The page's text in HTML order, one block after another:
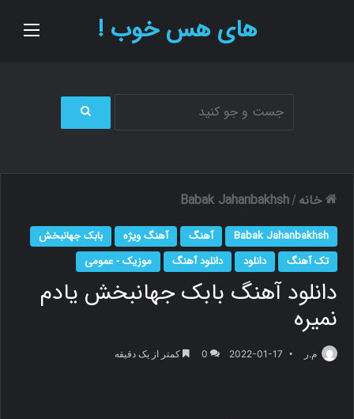
های هس خوب !
ج
ر
ا
خانه /
Babak Jahanbakhsh
Babak Jahanbakhsh آهنگ آهنگ ویژه
بابک جهانبخش
تک آهنگ
دانلود دانلود آهنگ موزیک - عمومی
دانلود آهنگ بابک جهانبخش یادم
نمیره
م.ر 2022-01-17
0 کمتر از یک دقیقه